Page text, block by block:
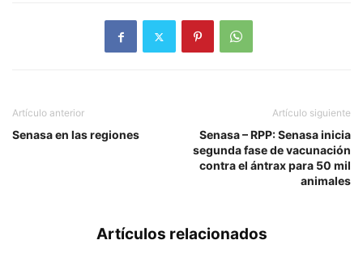
Artículo anterior
Senasa en las regiones
Artículo siguiente
Senasa – RPP: Senasa inicia
segunda fase de vacunación
contra el ántrax para 50 mil
animales
Artículos relacionados